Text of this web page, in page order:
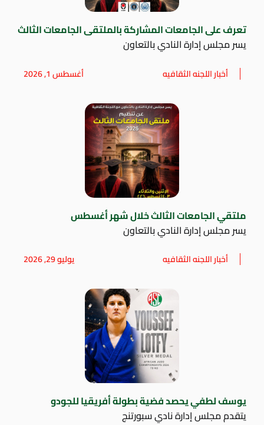
تعرف على الجامعات المشاركة بالملتقى الجامعات الثالث
يسر مجلس إدارة النادي بالتعاون
أخبار اللجنه الثقافيه أغسطس 1, 2026
ملتقي الجامعات الثالث خلال شهر أغسطس
يسر مجلس إدارة النادي بالتعاون
أخبار اللجنه الثقافيه يوليو 29, 2026
يوسف لطفي يحصد فضية بطولة أفريقيا للجودو
يتقدم مجلس إدارة نادي سبورتنج